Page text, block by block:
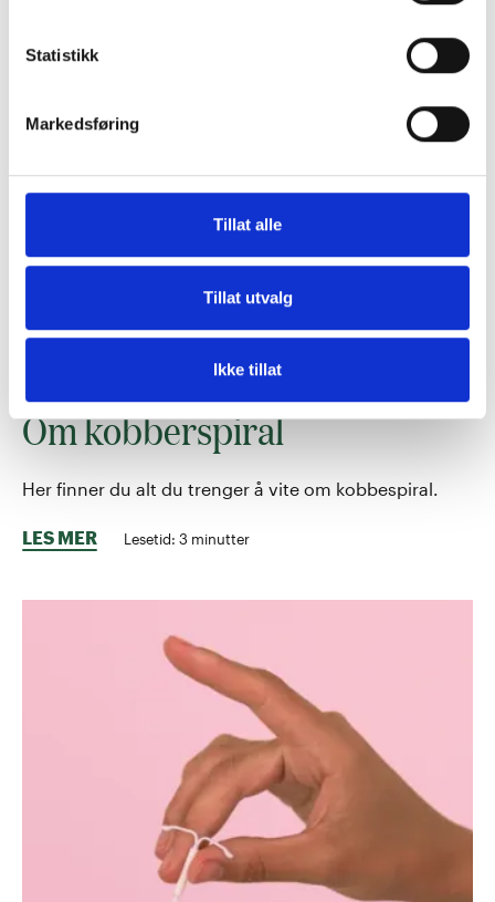
Statistikk
Markedsføring
Tillat alle
Tillat utvalg
Ikke tillat
Om kobberspiral
Her finner du alt du trenger å vite om kobbespiral.
LES MER Lesetid: 3 minutter